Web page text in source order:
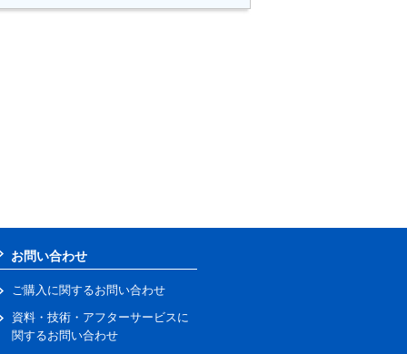
お問い合わせ
ご購入に関するお問い合わせ
資料・技術・アフターサービスに
関するお問い合わせ